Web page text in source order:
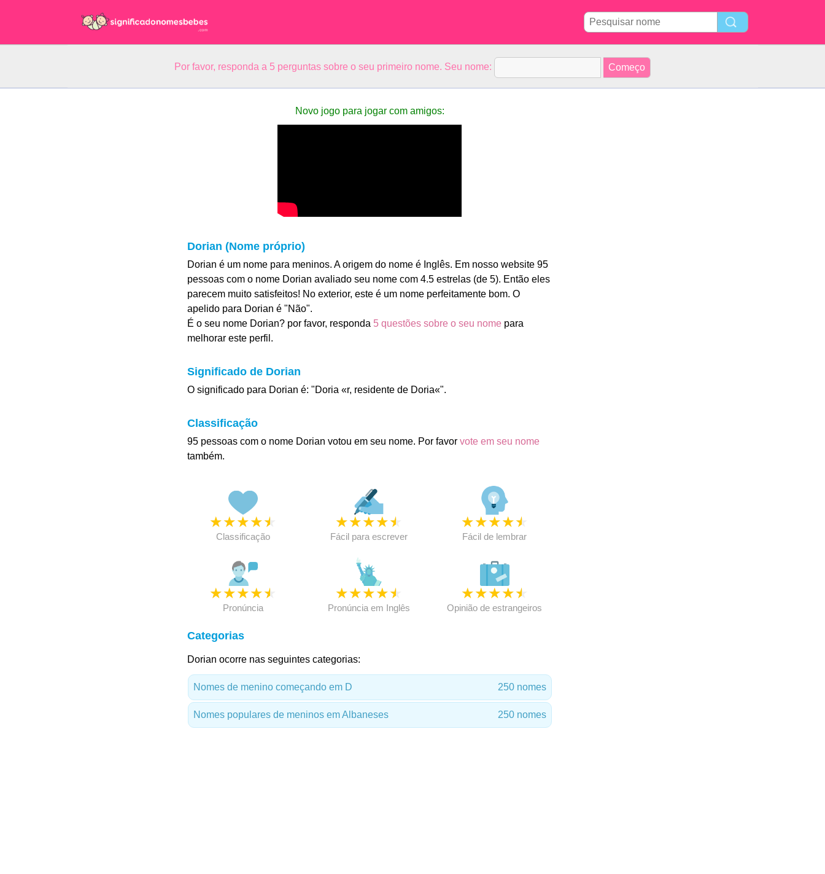
Por favor, responda a 5 perguntas sobre o seu primeiro nome. Seu nome:
Novo jogo para jogar com amigos:
Dorian (Nome próprio)
Dorian é um nome para meninos. A origem do nome é Inglês. Em nosso website 95
pessoas com o nome Dorian avaliado seu nome com 4.5 estrelas (de 5). Então eles
parecem muito satisfeitos! No exterior, este é um nome perfeitamente bom. O
apelido para Dorian é "Não".
É o seu nome Dorian? por favor, responda 5 questões sobre o seu nomepara
melhorar este perfil.
Significado de Dorian
O significado para Dorian é: "Doria «r, residente de Doria«".
Classificação
95 pessoas com o nome Dorian votou em seu nome. Por favor vote em seu nome
também.
★★★★★
Classificação
★★★★★
Fácil para escrever
★★★★★
Fácil de lembrar
★★★★★
Pronúncia
★★★★★
Pronúncia em Inglês
★★★★★
Opinião de estrangeiros
Categorias
Dorian ocorre nas seguintes categorias:
Nomes de menino começando em D 250 nomes
Nomes populares de meninos em Albaneses 250 nomes